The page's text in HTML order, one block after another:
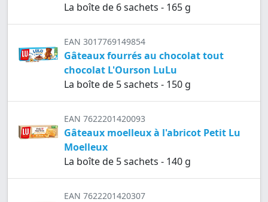
La boîte de 6 sachets - 165 g
EAN 3017769149854
Gâteaux fourrés au chocolat tout
chocolat L'Ourson LuLu
La boîte de 5 sachets - 150 g
EAN 7622201420093
Gâteaux moelleux à l'abricot Petit Lu
Moelleux
La boîte de 5 sachets - 140 g
EAN 7622201420307